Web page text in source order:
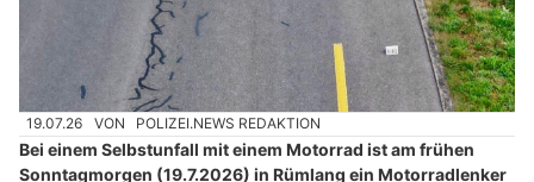
19.07.26 VON POLIZEI.NEWS REDAKTION
Bei einem Selbstunfall mit einem Motorrad ist am frühen
Sonntagmorgen (19.7.2026) in Rümlang ein Motorradlenker